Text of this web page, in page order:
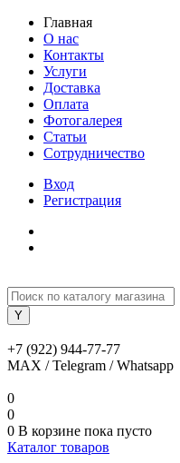
Главная
О нас
Контакты
Услуги
Доставка
Оплата
Фотогалерея
Статьи
Сотрудничество
Вход
Регистрация
+7 (922) 944-77-77
MAX / Telegram / Whatsapp
0
0
0 В корзине пока пусто
Каталог товаров